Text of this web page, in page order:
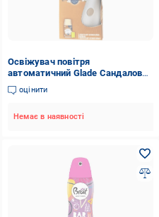
Освіжувач повітря
автоматичний Glade Сандалове
дерево та жасмин 269 мл
оцінити
Немає в наявності